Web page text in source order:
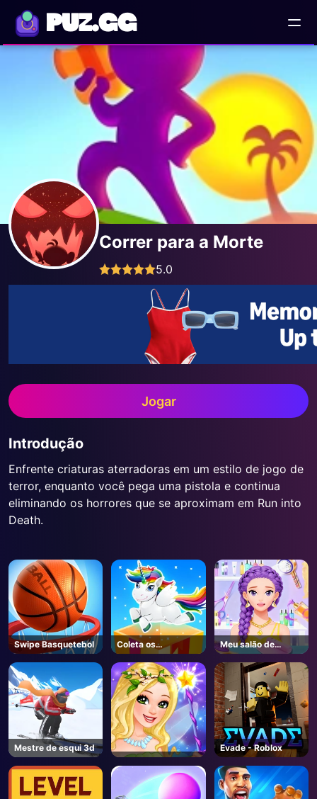
PUZ.GG
Correr para a Morte
5.0
Jogar
Introdução
Enfrente criaturas aterradoras em um estilo de jogo de
terror, enquanto você pega uma pistola e continua
eliminando os horrores que se aproximam em Run into
Death.
Swipe Basquetebol
Coleta os
presentes de Natal
Meu salão de
cabelo moda
Mestre de esqui 3d Evade - Roblox